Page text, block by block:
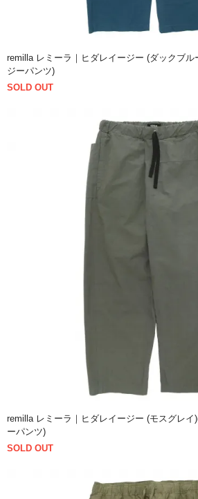
remilla レミーラ｜ヒダレイージー (ダックブル
ジーパンツ)
SOLD OUT
remilla レミーラ｜ヒダレイージー (モスグレイ
ーパンツ)
SOLD OUT